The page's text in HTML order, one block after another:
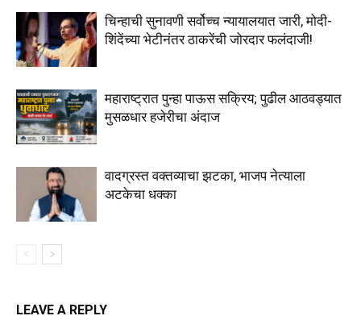
चिन्हाची सुनावणी सर्वोच्च न्यायालयात जारी, मोदी-
शिंदेंच्या भेटीनंतर ठाकरेंची जोरदार फलंदाजी!
महाराष्ट्रात पुन्हा पाऊस सक्रिय; पुढील आठवड्यात
मुसळधार हजेरीचा अंदाज
वादग्रस्त वक्तव्याचा झटका, भाजप नेत्याला
अटकेचा धक्का
LEAVE A REPLY